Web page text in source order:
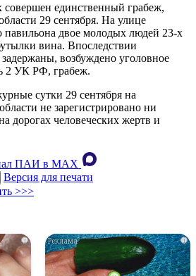
единственный грабеж,
29 сентября. На улице
павильона двое молодых людей 23-х
вина. Впоследствии
возбуждено уголовное
2 УК РФ, грабеж.
сутки 29 сентября на
не зарегистрировано ни
дорогах человеческих жертв и
ПАИ в MAХ
Версия для печати
>>>
i i